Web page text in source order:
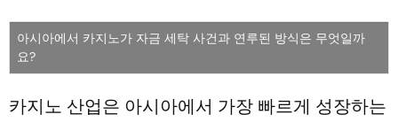
아시아에서 카지노가 자금 세탁 사건과 연루된 방식은 무엇일까
요?
카지노 산업은 아시아에서 가장 빠르게 성장하는